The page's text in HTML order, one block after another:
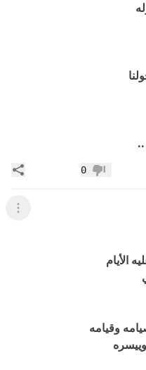
عدم إعجاب
0
عرض
الأيام
وقيامه